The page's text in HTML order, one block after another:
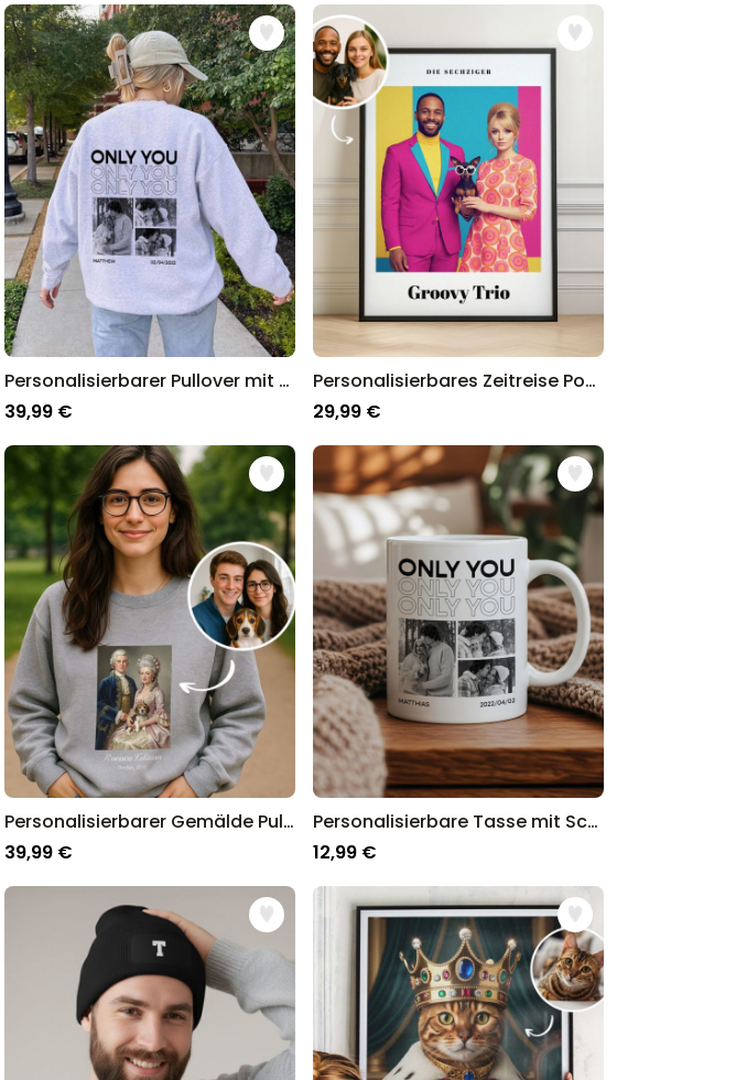
Handtuch
Text
über 1.900
mal gekauft
Retro-
mit Text
über 2.400
mal gekauft
- Kreativer
über 9.700
mal gekauft
13 Jahren der Go-To Shop für personalisierte Geschenke in
Personalisierbarer Pullover mit Schwarz Weiß Fotos und Text
39,99 €
Personalisierbares Zeitreise Poster
29,99 €
Personalisierbarer Gemälde Pullover
39,99 €
Personalisierbare Tasse mit Schwarz Weiß Fotos und Text
12,99 €